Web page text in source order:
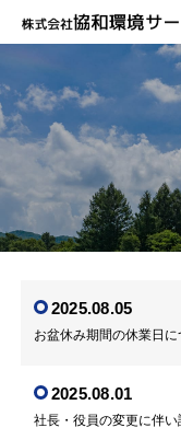
2025.08.05
お盆休み期間の休業日に
2025.08.01
社長・役員の変更に伴い